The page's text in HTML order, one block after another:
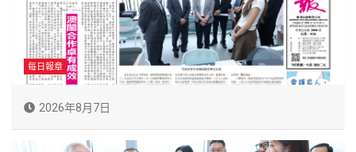
每日報章
2026年8月7日